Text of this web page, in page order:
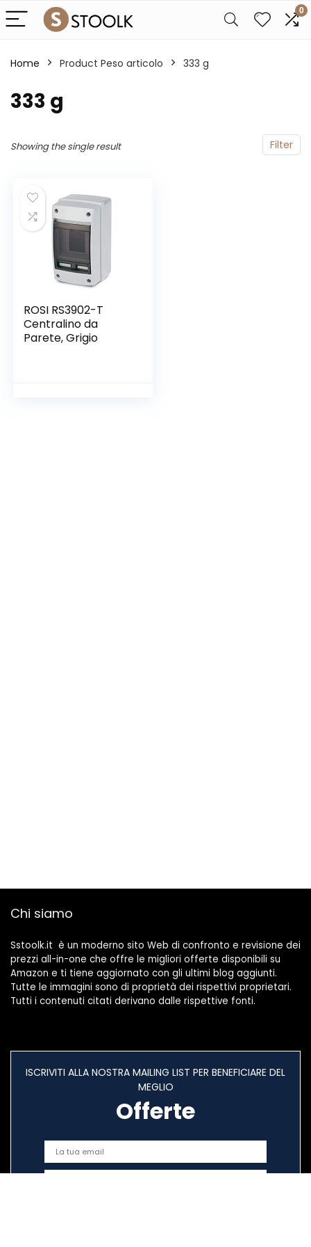
0
Home Product Peso articolo ‎333 g
‎333 g
Filter
Showing the single result
ROSI RS3902-T
Centralino da
Parete, Grigio
Chi siamo
Sstoolk.it è un moderno sito Web di confronto e revisione dei
prezzi all-in-one che offre le migliori offerte disponibili su
Amazon e ti tiene aggiornato con gli ultimi blog aggiunti.
Tutte le immagini sono di proprietà dei rispettivi proprietari.
Tutti i contenuti citati derivano dalle rispettive fonti.
ISCRIVITI ALLA NOSTRA MAILING LIST PER BENEFICIARE DEL
MEGLIO
Offerte